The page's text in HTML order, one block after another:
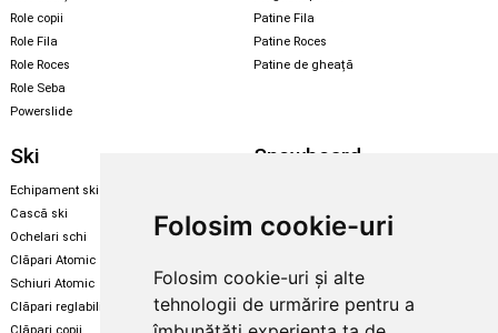
Folosim cookie-uri
Folosim cookie-uri și alte
tehnologii de urmărire pentru a
Role copii
Role Fila
Role Roces
Role Seba
Powerslide
Patine Fila
Patine Roces
Patine de gheață
Ski
Echipament ski
Cască ski
Ochelari schi
Clăpari Atomic
Schiuri Atomic
Clăpari reglabili
Snowboard
Echipament snowboard
Legături Rome SDS
Skate & longboard
Santa Cruz